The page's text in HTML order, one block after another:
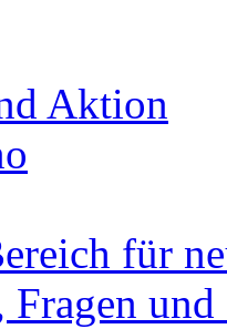
Aktion
für
Fragen